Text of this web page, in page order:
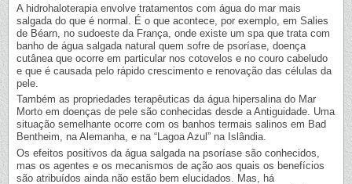
A hidrohaloterapia envolve tratamentos com água do mar mais
salgada do que é normal. É o que acontece, por exemplo, em Salies
de Béarn, no sudoeste da França, onde existe um spa que trata com
banho de água salgada natural quem sofre de psoríase, doença
cutânea que ocorre em particular nos cotovelos e no couro cabeludo
e que é causada pelo rápido crescimento e renovação das células da
pele.
Também as propriedades terapêuticas da água hipersalina do Mar
Morto em doenças de pele são conhecidas desde a Antiguidade. Uma
situação semelhante ocorre com os banhos termais salinos em Bad
Bentheim, na Alemanha, e na “Lagoa Azul” na Islândia.
Os efeitos positivos da água salgada na psoríase são conhecidos,
mas os agentes e os mecanismos de ação aos quais os benefícios
são atribuídos ainda não estão bem elucidados. Mas, há